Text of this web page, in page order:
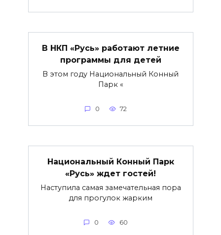
В НКП «Русь» работают летние
программы для детей
В этом году Национальный Конный
Парк «
0 72
Национальный Конный Парк
«Русь» ждет гостей!
Наступила самая замечательная пора
для прогулок жарким
0 60